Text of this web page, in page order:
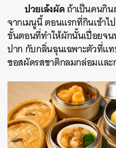
ปวยเล้งผัดถ้าเป็นคนกิ
จากเมนูนี้ ตอนแรกที่กินเข้าไ
ขั้นตอนที่ทำให้ผักนั้นเปื่อยจ
ปาก กับกลิ่นฉุนเฉพาะตัวที่แ
ซอสผัดรสชาติกลมกล่อมและ